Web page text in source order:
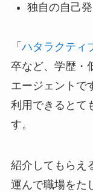
独自の自己
「 ハタラクティ
卒など、学歴・
エージェントで
利用できるとて
す。
紹介してもらえ
運んで職場をた